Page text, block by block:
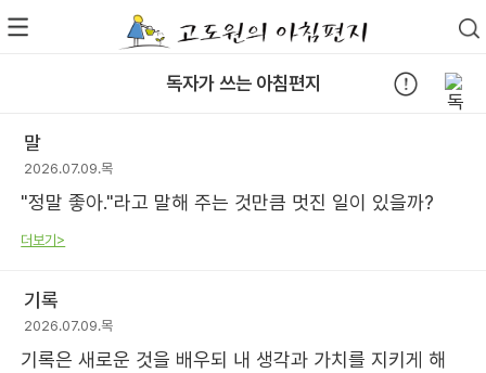
독자가 쓰는 아침편지
말
2026.07.09.목
"정말 좋아."라고 말해 주는 것만큼 멋진 일이 있을까?
더보기>
기록
2026.07.09.목
기록은 새로운 것을 배우되 내 생각과 가치를 지키게 해